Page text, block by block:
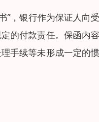
”，银行作为保证人
的付款责任。保函内
手续等未形成一定的